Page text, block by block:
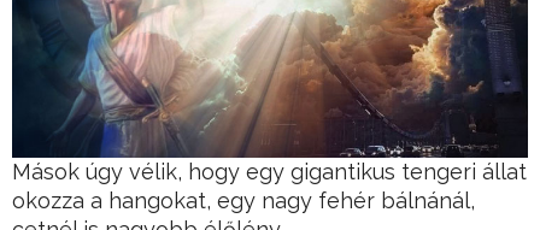
Mások úgy vélik, hogy egy gigantikus tengeri állat
okozza a hangokat, egy nagy fehér bálnánál,